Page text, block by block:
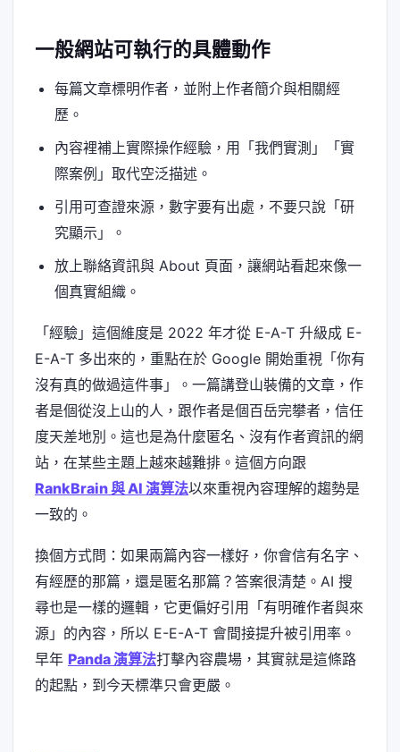
一般網站可執行的具體動作
每篇文章標明作者，並附上作者簡介與相關經
歷。
內容裡補上實際操作經驗，用「我們實測」「實
際案例」取代空泛描述。
引用可查證來源，數字要有出處，不要只說「研
究顯示」。
放上聯絡資訊與 About 頁面，讓網站看起來像一
個真實組織。
「經驗」這個維度是 2022 年才從 E-A-T 升級成 E-
E-A-T 多出來的，重點在於 Google 開始重視「你有
沒有真的做過這件事」。一篇講登山裝備的文章，作
者是個從沒上山的人，跟作者是個百岳完攀者，信任
度天差地別。這也是為什麼匿名、沒有作者資訊的網
站，在某些主題上越來越難排。這個方向跟
RankBrain 與 AI 演算法以來重視內容理解的趨勢是
一致的。
換個方式問：如果兩篇內容一樣好，你會信有名字、
有經歷的那篇，還是匿名那篇？答案很清楚。AI 搜
尋也是一樣的邏輯，它更偏好引用「有明確作者與來
源」的內容，所以 E-E-A-T 會間接提升被引用率。
早年 Panda 演算法打擊內容農場，其實就是這條路
的起點，到今天標準只會更嚴。